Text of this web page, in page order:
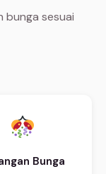
bunga sesuai
Bunga